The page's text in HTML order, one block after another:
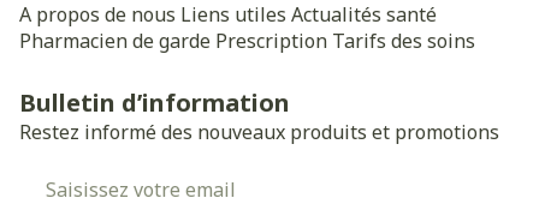
A propos de nous Liens utiles Actualités santé
Pharmacien de garde Prescription Tarifs des soins
Bulletin d’information
Restez informé des nouveaux produits et promotions